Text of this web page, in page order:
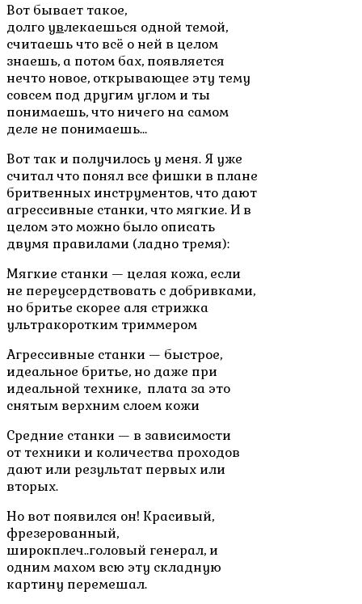
Вот бывает такое,
долго увлекаешься одной темой,
считаешь что всё о ней в целом
знаешь, а потом бах, появляется
нечто новое, открывающее эту тему
совсем под другим углом и ты
понимаешь, что ничего на самом
деле не понимаешь…
Вот так и получилось у меня. Я уже
считал что понял все фишки в плане
бритвенных инструментов, что дают
агрессивные станки, что мягкие. И в
целом это можно было описать
двумя правилами (ладно тремя):
Мягкие станки — целая кожа, если
не переусердствовать с добривками,
но бритье скорее аля стрижка
ультракоротким триммером
Агрессивные станки — быстрое,
идеальное бритье, но даже при
идеальной технике, плата за это
снятым верхним слоем кожи
Средние станки — в зависимости
от техники и количества проходов
дают или результат первых или
вторых.
Но вот появился он! Красивый,
фрезерованный,
широкплеч..головый генерал, и
одним махом всю эту складную
картину перемешал.